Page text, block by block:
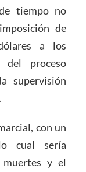
tiempo no
de
a los
del proceso
supervisión
con un
cual sería
y el